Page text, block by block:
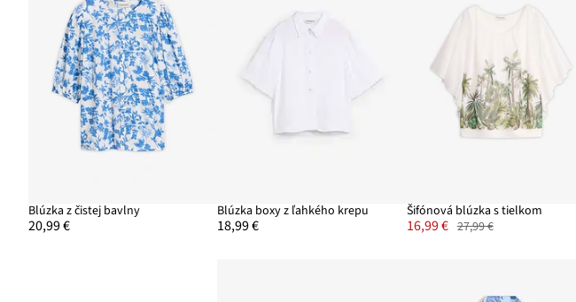
Blúzka z čistej bavlny
20,99 €
Blúzka boxy z ľahkého krepu
18,99 €
Šifónová blúzka s tielkom
16,99 € 27,99 €